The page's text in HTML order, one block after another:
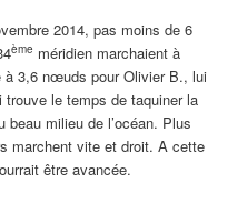
2014, pas moins de 6
ème méridien marchaient à
3,6 nœuds pour Olivier B., lui
le temps de taquiner la
beau milieu de l’océan. Plus
marchent vite et droit. A cette
être avancée.